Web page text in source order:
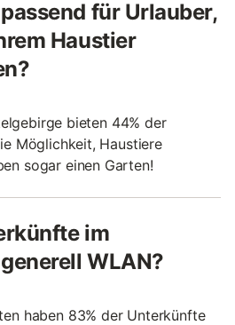
für Urlauber,
Haustier
bieten 44% der
Möglichkeit, Haustiere
sogar einen Garten!
im
WLAN?
haben 83% der Unterkünfte